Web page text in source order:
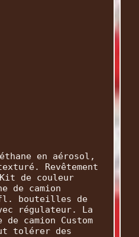
en aérosol,
Revêtement
de couleur
de camion
fl. bouteilles de
régulateur. La
camion Custom
tolérer des